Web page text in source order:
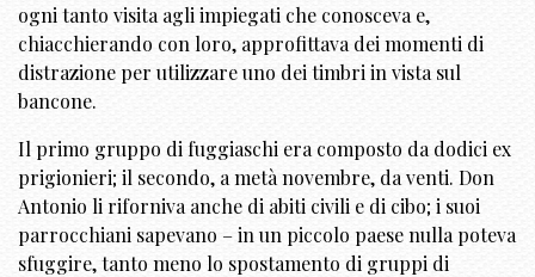
ogni tanto visita agli impiegati che conosceva e,
chiacchierando con loro, approfittava dei momenti di
distrazione per utilizzare uno dei timbri in vista sul
bancone.
Il primo gruppo di fuggiaschi era composto da dodici ex
prigionieri; il secondo, a metà novembre, da venti. Don
Antonio li riforniva anche di abiti civili e di cibo; i suoi
parrocchiani sapevano – in un piccolo paese nulla poteva
sfuggire, tanto meno lo spostamento di gruppi di